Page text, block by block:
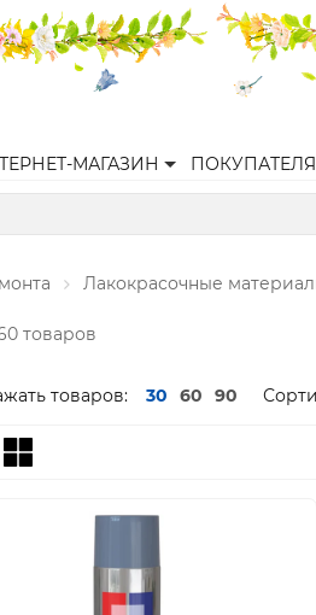
МАГАЗИН
Лакокрасочные
товаров
товаров: 30 60 90